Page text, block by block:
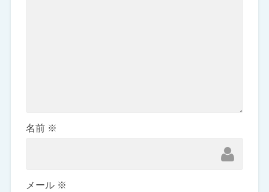
名前 ※
メール ※